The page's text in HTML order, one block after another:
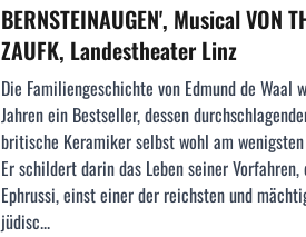
BERNSTEINAUGEN', Musical VON
ZAUFK, Landestheater Linz
Die Familiengeschichte von Edmund de Waal
Jahren ein Bestseller, dessen
britische Keramiker selbst wohl am
Er schildert darin das Leben seiner
Ephrussi, einst einer der reichsten und
jüdisc...